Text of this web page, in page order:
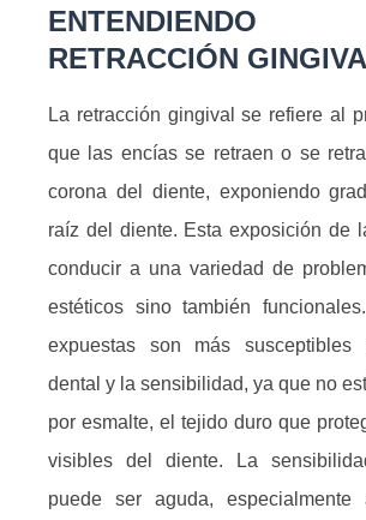
RETRACCIÓN
La retracción gingival se refiere al
que las encías se retraen o se
corona del diente, exponiendo
raíz del diente. Esta exposición de
conducir a una variedad de
estéticos sino también
expuestas son más
dental y la sensibilidad, ya que no
por esmalte, el tejido duro que
visibles del diente. La
puede ser aguda, especialmente